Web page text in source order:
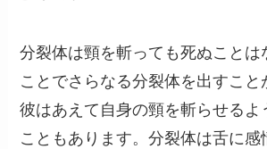
分裂体は頸を斬っても死ぬことは
ことでさらなる分裂体を出すこと
彼はあえて自身の頸を斬らせるよ
こともあります。分裂体は舌に感